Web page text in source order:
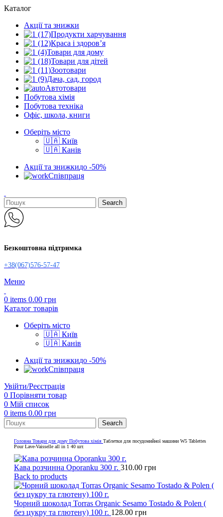
Каталог
Акції та знижки
Продукти харчування
Краса і здоров’я
Товари для дому
Товари для дітей
Зоотовари
Дача, сад, город
Автотовари
Побутова хімія
Побутова техніка
Офіс, школа, книги
Оберіть місто
🇺🇦 Київ
🇺🇦 Канів
Акції та знижкидо -50%
Співпраця
Search
Безкоштовна підтримка
+38(067)576-57-47
Меню
0 items 0.00 грн
Каталог товарів
Оберіть місто
🇺🇦 Київ
🇺🇦 Канів
Акції та знижкидо -50%
Співпраця
Увійти/Реєстрація
0 Порівняти товар
0 Мій список
0 items 0.00 грн
Search
Головна Товари для дому Побутова хімія Таблетки для посудомийної машини W5 Tablettes
Pour Lave-Vaisselle all in 1 40 шт.
Кава розчинна Oporanku 300 г. 310.00 грн
Back to products
Чорний шоколад Torras Organic Sesamo Tostado & Polen (
без цукру та глютену) 100 г. 128.00 грн